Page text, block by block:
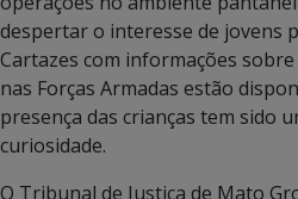
despertar o interesse de jovens
Cartazes com informações
nas Forças Armadas estão
presença das crianças tem sido
curiosidade.
O Tribunal de Justiça de Mato